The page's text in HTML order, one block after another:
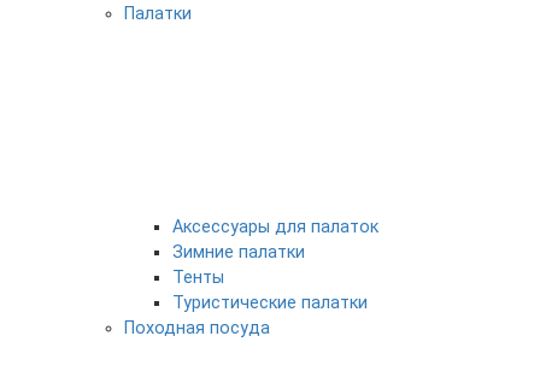
Палатки
Аксессуары для палаток
Зимние палатки
Тенты
Туристические палатки
Походная посуда